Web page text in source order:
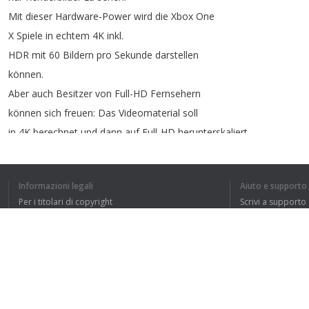
Mit dieser Hardware-Power wird die Xbox One
X Spiele in echtem 4K inkl.
HDR mit 60 Bildern pro Sekunde darstellen
können.
Aber auch Besitzer von Full-HD Fernsehern
können sich freuen: Das Videomaterial soll
in 4K berechnet und dann auf Full-HD herunterskaliert
profitieren.
Die Xbox One X bliebt darüber hinaus kompatibel
Informazioni legali
Per i titolari di copyright
Aiuto e supporto
Scrivi a supporto